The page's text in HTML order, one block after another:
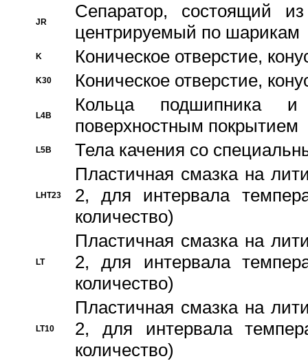
JR
Сепаратор, состоящий
центрируемый по шарикам
K Коническое отверстие,
K30 Коническое отверстие,
L4B
Кольца подшипника
поверхностным покрытием
L5B Тела качения со
LHT23
Пластичная смазка на
2, для интервала
количество)
LT
Пластичная смазка на
2, для интервала
количество)
LT10
Пластичная смазка на
2, для интервала
количество)